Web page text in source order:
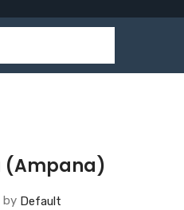
(Ampana)
by